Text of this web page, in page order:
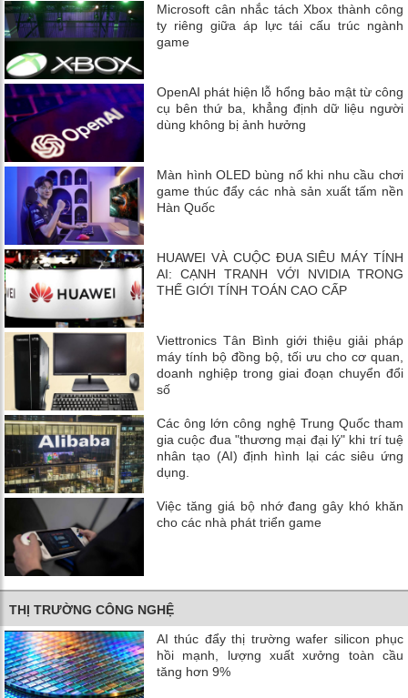
Microsoft cân nhắc tách Xbox thành công
ty riêng giữa áp lực tái cấu trúc ngành
game
OpenAI phát hiện lỗ hổng bảo mật từ công
cụ bên thứ ba, khẳng định dữ liệu người
dùng không bị ảnh hưởng
Màn hình OLED bùng nổ khi nhu cầu chơi
game thúc đẩy các nhà sản xuất tấm nền
Hàn Quốc
HUAWEI VÀ CUỘC ĐUA SIÊU MÁY TÍNH
AI: CẠNH TRANH VỚI NVIDIA TRONG
THẾ GIỚI TÍNH TOÁN CAO CẤP
Viettronics Tân Bình giới thiệu giải pháp
máy tính bộ đồng bộ, tối ưu cho cơ quan,
doanh nghiệp trong giai đoạn chuyển đổi
số
Các ông lớn công nghệ Trung Quốc tham
gia cuộc đua "thương mại đại lý" khi trí tuệ
nhân tạo (AI) định hình lại các siêu ứng
dụng.
Việc tăng giá bộ nhớ đang gây khó khăn
cho các nhà phát triển game
THỊ TRƯỜNG CÔNG NGHỆ
AI thúc đẩy thị trường wafer silicon phục
hồi mạnh, lượng xuất xưởng toàn cầu
tăng hơn 9%